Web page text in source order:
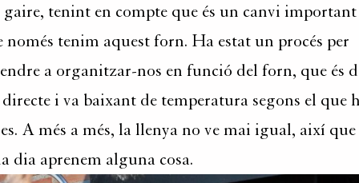
tenint en compte que és un canvi
només tenim aquest forn. Ha estat un procés per
a organitzar-nos en funció del forn, que és
i va baixant de temperatura segons el que
A més a més, la llenya no ve mai igual, així que
dia aprenem alguna cosa.